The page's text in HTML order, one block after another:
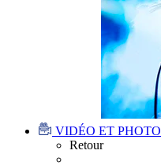
VIDÉO ET PHOTO
Retour